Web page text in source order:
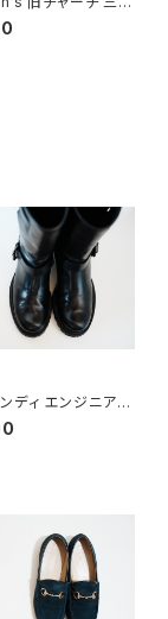
65G DEADS
ディ エンジニアブ